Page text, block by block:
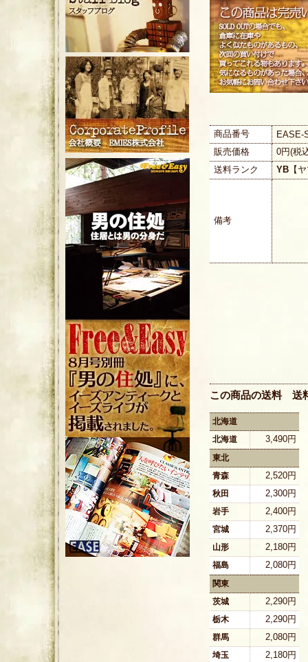
商品番号
EASE-
販売価格
0円(税
送料ランク
YB 【
備考
この商品の送料 送
北海道
北海道
3,490円
東北
青森
2,520円
秋田 2,300円
岩手 2,400円
宮城 2,370円
山形 2,180円
福島 2,080円
関東
茨城
2,290円
栃木 2,290円
群馬 2,080円
埼玉 2,180円